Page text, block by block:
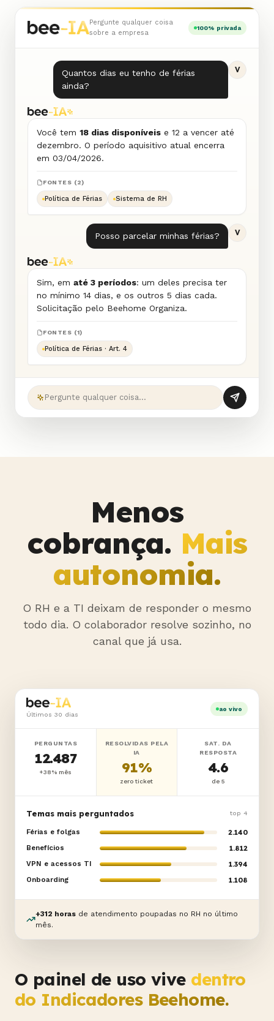
Pergunte qualquer coisa
sobre a empresa
100% privada
Quantos dias eu tenho de férias
ainda?
V
Você tem 18 dias disponíveis e 12 a vencer até
dezembro. O período aquisitivo atual encerra
em 03/04/2026.
FONTES (2)
Política de Férias Sistema de RH
Posso parcelar minhas férias? V
Sim, em até 3 períodos: um deles precisa ter
no mínimo 14 dias, e os outros 5 dias cada.
Solicitação pelo Beehome Organiza.
FONTES (1)
Política de Férias · Art. 4
Pergunte qualquer coisa…
Menos
cobrança. Mais
autonomia.
O RH e a TI deixam de responder o mesmo
todo dia. O colaborador resolve sozinho, no
canal que já usa.
Últimos 30 dias
ao vivo
PERGUNTAS
12.487
+38% mês
RESOLVIDAS PELA
IA
91%
zero ticket
SAT. DA
RESPOSTA
4.6
de 5
Temas mais perguntados top 4
Férias e folgas 2.140
Benefícios 1.812
VPN e acessos TI 1.394
Onboarding 1.108
+312 horas de atendimento poupadas no RH no último
mês.
O painel de uso vive dentro
do Indicadores Beehome.